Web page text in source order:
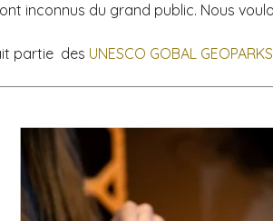
inconnus du grand public. Nous
partie des UNESCO GOBAL